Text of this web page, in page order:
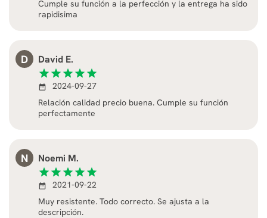
Cumple su función a la perfección y la entrega ha sido
rapidisima
D David E.
star star star star star
date_range
2024-09-27
Relación calidad precio buena. Cumple su función
perfectamente
N Noemi M.
star star star star star
date_range
2021-09-22
Muy resistente. Todo correcto. Se ajusta a la
descripción.